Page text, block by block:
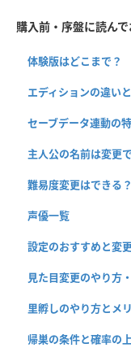
購入前・序盤に読ん
体験版はどこまで？
エディションの違い
セーブデータ連動の
主人公の名前は変更
難易度変更はできる？
声優一覧
設定のおすすめと変
見た目変更のやり方
里孵しのやり方とメ
帰巣の条件と確率の